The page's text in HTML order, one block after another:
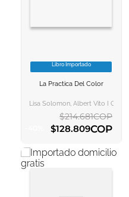
VER INFORMACION
Libro Importado
La Practica Del Color
Lisa Solomon, Albert Vito I Godina
$214.681COP
$128.809COP
AGREGAR AL CARRITO